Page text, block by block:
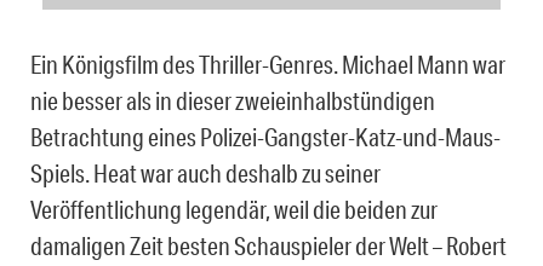
Ein Königsfilm des Thriller-Genres. Michael Mann war
nie besser als in dieser zweieinhalbstündigen
Betrachtung eines Polizei-Gangster-Katz-und-Maus-
Spiels. Heat war auch deshalb zu seiner
Veröffentlichung legendär, weil die beiden zur
damaligen Zeit besten Schauspieler der Welt – Robert